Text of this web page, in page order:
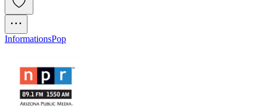
InformationsPop